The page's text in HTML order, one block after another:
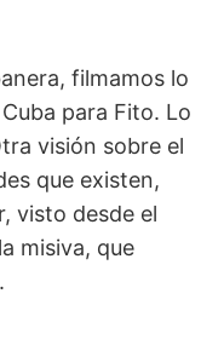
filmamos lo
para Fito. Lo
visión sobre el
que existen,
visto desde el
misiva, que